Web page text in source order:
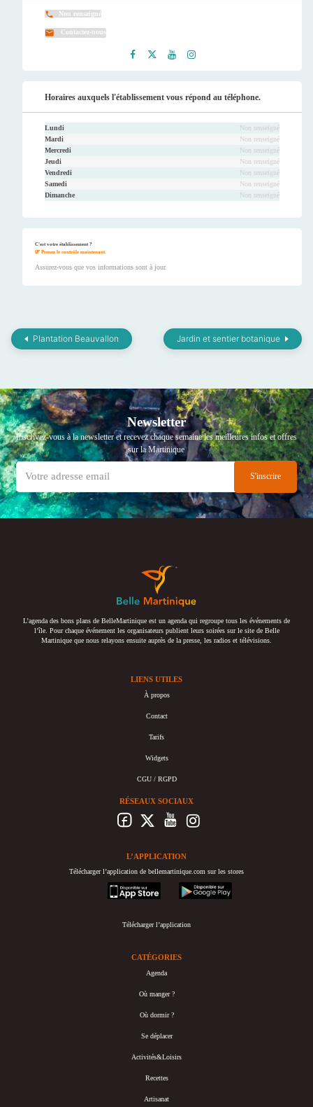
Non renseigné
Contactez-nous
ook
er
be
ram
Horaires auxquels l'établissement vous répond au téléphone.
Lundi
Non renseigné
Mardi
Non renseigné
Mercredi
Non renseigné
Jeudi
Non renseigné
Vendredi
Non renseigné
Samedi
Non renseigné
Dimanche
Non renseigné
C'est votre établissement ?
Prenez le contrôle maintenant.
Assurez-vous que vos informations sont à jour.
Plantation Beauvallon Jardin et sentier botanique
Newsletter
Inscrivez-vous à la newsletter et recevez chaque semaine les meilleures infos et offres
sur la Martinique
L’agenda des bons plans de BelleMartinique est un agenda qui regroupe tous les événements de
l’île. Pour chaque événement les organisateurs publient leurs soirées sur le site de Belle
Martinique que nous relayons ensuite auprès de la presse, les radios et télévisions.
LIENS UTILES
À propos
Contact
Tarifs
Widgets
CGU / RGPD
RÉSEAUX SOCIAUX
L’APPLICATION
Télécharger l’application de bellemartinique.com sur les stores
appstore
googleplay
Télécharger l’application
CATÉGORIES
Agenda
Où manger ?
Où dormir ?
Se déplacer
Activités&Loisirs
Recettes
Artisanat